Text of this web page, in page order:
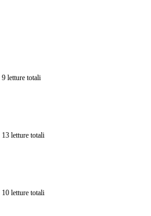
9 letture totali
13 letture totali
10 letture totali